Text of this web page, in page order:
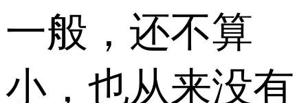
一般，还不算
小，也从来没有